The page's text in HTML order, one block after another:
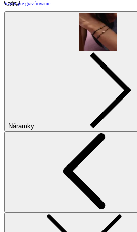
Vzory pre gravírovanie
Náramky